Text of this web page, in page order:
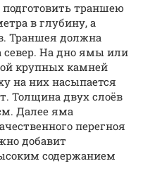
траншею
в глубину, а
Траншея должна
север. На дно ямы или
крупных камней
на них насыпается
Толщина двух слоёв
Далее яма
перегноя
добавит
содержанием